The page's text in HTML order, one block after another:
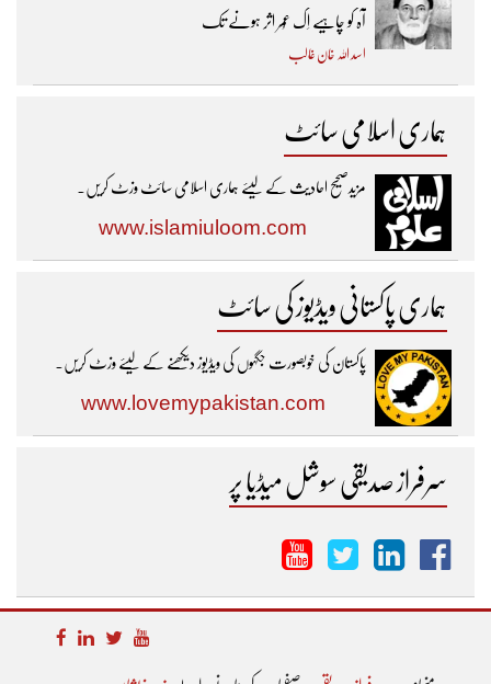
آہ کو چاہیے اِک عُمر اثر ہونے تک ​
اسد اللہ خان غالب
ہماری اسلامی سائٹ
مزیدصحیح احادیث کے لیئے ہماری اسلامی سائٹ وزٹ کریں۔
www.islamiuloom.com
ہماری پاکستانی ویڈیوز کی سائٹ
پاکستان کی خوبصورت جگہوں کی ویڈیوز دیکھنے کے لیئے وزٹ کریں۔
www.lovemypakistan.com
سرفراز صدیقی سوشل میڈیا پر